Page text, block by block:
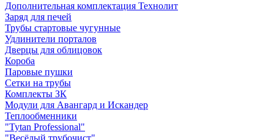
Дополнительная комплектация Технолит
Заряд для печей
Трубы стартовые чугунные
Удлинители порталов
Дверцы для облицовок
Короба
Паровые пушки
Сетки на трубы
Комплекты ЗК
Модули для Авангард и Искандер
Теплообменники
"Tytan Professional"
"Весёлый трубочист"